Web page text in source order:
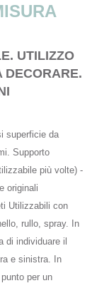
UTILIZZO
DECORARE.
superficie da
Supporto
più volte) -
originali
Utilizzabili con
rullo, spray. In
di individuare il
e sinistra. In
per un